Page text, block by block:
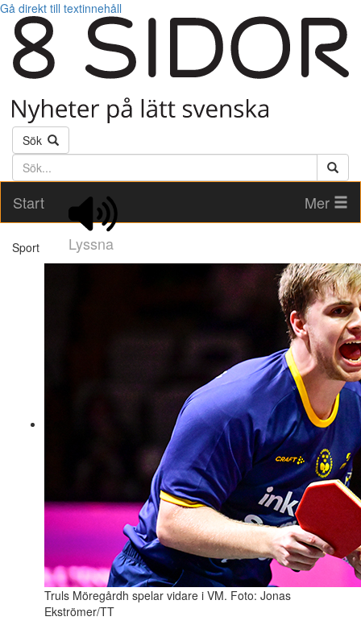
Gå direkt till textinnehåll
Sök
Söktext
Start
Lyssna
Mer
Sport
Truls Möregårdh spelar vidare i VM. Foto: Jonas
Ekströmer/TT